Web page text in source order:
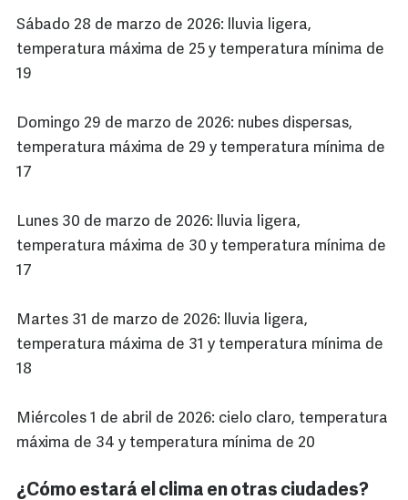
Sábado 28 de marzo de 2026: lluvia ligera,
temperatura máxima de 25 y temperatura mínima de
19
Domingo 29 de marzo de 2026: nubes dispersas,
temperatura máxima de 29 y temperatura mínima de
17
Lunes 30 de marzo de 2026: lluvia ligera,
temperatura máxima de 30 y temperatura mínima de
17
Martes 31 de marzo de 2026: lluvia ligera,
temperatura máxima de 31 y temperatura mínima de
18
Miércoles 1 de abril de 2026: cielo claro, temperatura
máxima de 34 y temperatura mínima de 20
¿Cómo estará el clima en otras ciudades?